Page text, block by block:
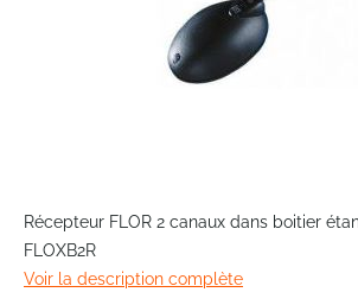
to
the
of
Récepteur FLOR 2 canaux dans boitier
FLOXB2R
Voir la description complète